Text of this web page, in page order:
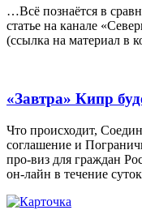
…Всё познаётся в
статье на канале
(ссылка на материал в
«Завтра» Кипр
Что происходит,
соглашение и
про-виз для граждан
он-лайн в течение